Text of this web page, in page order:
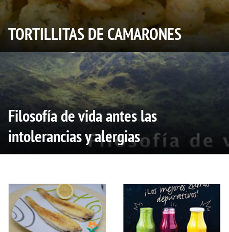
TORTILLITAS DE CAMARONES
Filosofía de vida antes las
intolerancias y alergias